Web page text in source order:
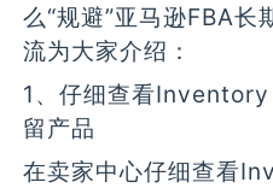
么“规避”亚马逊FBA长
流为大家介绍：
1、仔细查看
留产品
在卖家中心仔细查看